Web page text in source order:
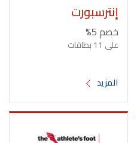
إنترسبورت
خصم 5%
على 11 بطاقات
المزيد